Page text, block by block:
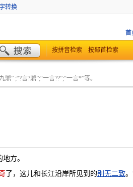
转换
首
按拼音检索 按部首检索
” ;“?言?鼎”;“一言??”;“一言*”等。
方。
了，这儿和长江沿岸所见到的别无二致。